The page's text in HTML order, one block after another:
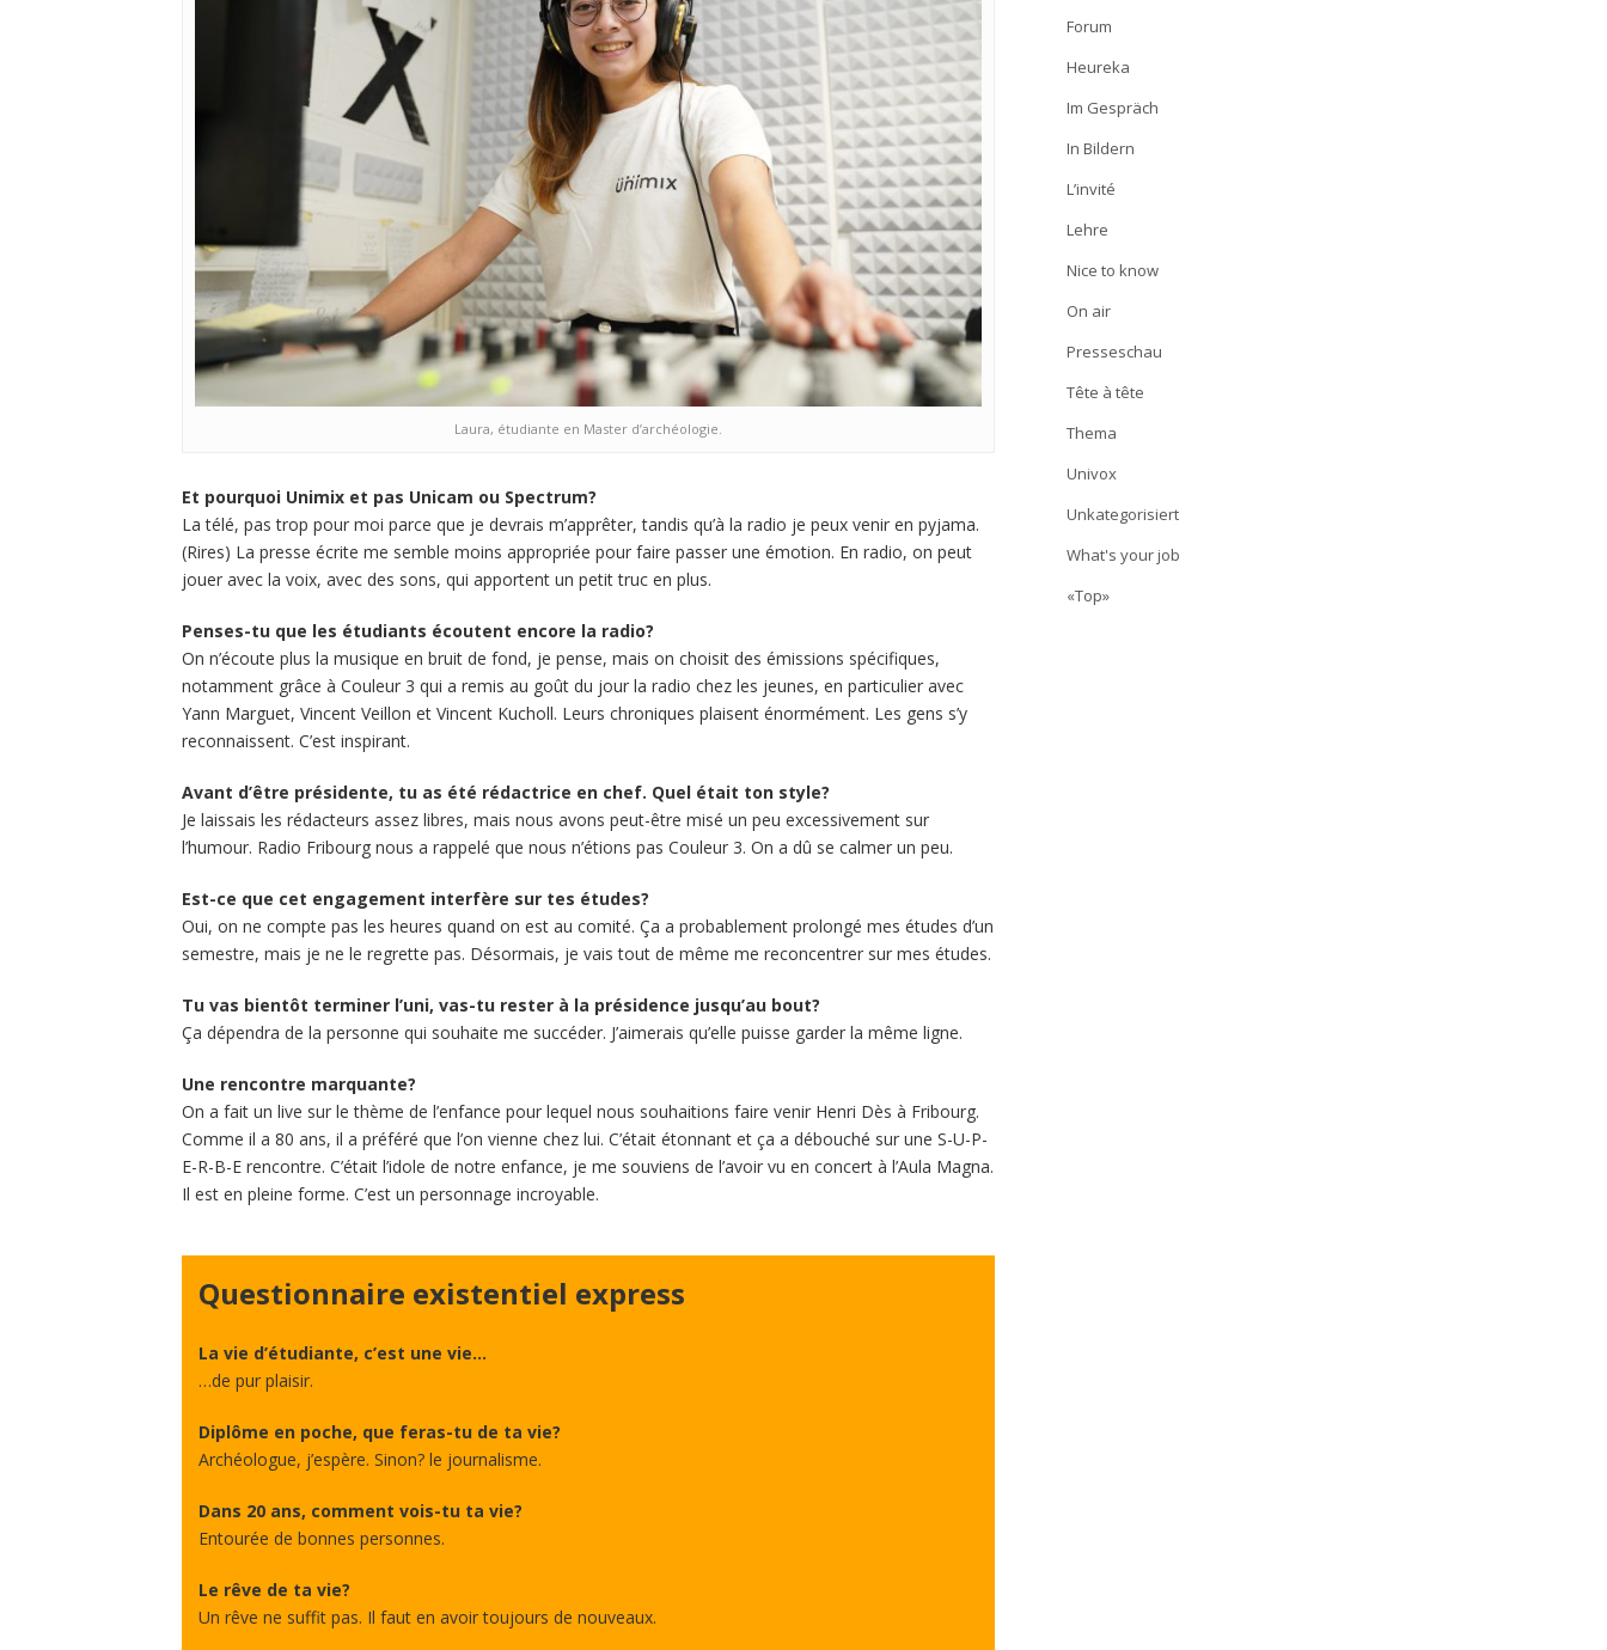
Laura, étudiante en Master d’archéologie.
Et pourquoi Unimix et pas Unicam ou Spectrum?
La télé, pas trop pour moi parce que je devrais m’apprêter, tandis qu’à la radio je peux venir en pyjama.
(Rires) La presse écrite me semble moins appropriée pour faire passer une émotion. En radio, on peut
jouer avec la voix, avec des sons, qui apportent un petit truc en plus.
Penses-tu que les étudiants écoutent encore la radio?
On n’écoute plus la musique en bruit de fond, je pense, mais on choisit des émissions spécifiques,
notamment grâce à Couleur 3 qui a remis au goût du jour la radio chez les jeunes, en particulier avec
Yann Marguet, Vincent Veillon et Vincent Kucholl. Leurs chroniques plaisent énormément. Les gens s’y
reconnaissent. C’est inspirant.
Avant d’être présidente, tu as été rédactrice en chef. Quel était ton style?
Je laissais les rédacteurs assez libres, mais nous avons peut-être misé un peu excessivement sur
l’humour. Radio Fribourg nous a rappelé que nous n’étions pas Couleur 3. On a dû se calmer un peu.
Est-ce que cet engagement interfère sur tes études?
Oui, on ne compte pas les heures quand on est au comité. Ça a probablement prolongé mes études d’un
semestre, mais je ne le regrette pas. Désormais, je vais tout de même me reconcentrer sur mes études.
Tu vas bientôt terminer l’uni, vas-tu rester à la présidence jusqu’au bout?
Ça dépendra de la personne qui souhaite me succéder. J’aimerais qu’elle puisse garder la même ligne.
Une rencontre marquante?
On a fait un live sur le thème de l’enfance pour lequel nous souhaitions faire venir Henri Dès à Fribourg.
Comme il a 80 ans, il a préféré que l’on vienne chez lui. C’était étonnant et ça a débouché sur une S-U-P-
E-R-B-E rencontre. C’était l’idole de notre enfance, je me souviens de l’avoir vu en concert à l’Aula Magna.
Il est en pleine forme. C’est un personnage incroyable.
Questionnaire existentiel express
La vie d’étudiante, c’est une vie…
…de pur plaisir.
Diplôme en poche, que feras-tu de ta vie?
Archéologue, j’espère. Sinon? le journalisme.
Dans 20 ans, comment vois-tu ta vie?
Entourée de bonnes personnes.
Le rêve de ta vie?
Un rêve ne suffit pas. Il faut en avoir toujours de nouveaux.
Forum
Heureka
Im Gespräch
In Bildern
L’invité
Lehre
Nice to know
On air
Presseschau
Tête à tête
Thema
Univox
Unkategorisiert
What's your job
«Top»